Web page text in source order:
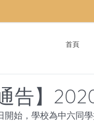
首頁
告】
開始，學校為中六同